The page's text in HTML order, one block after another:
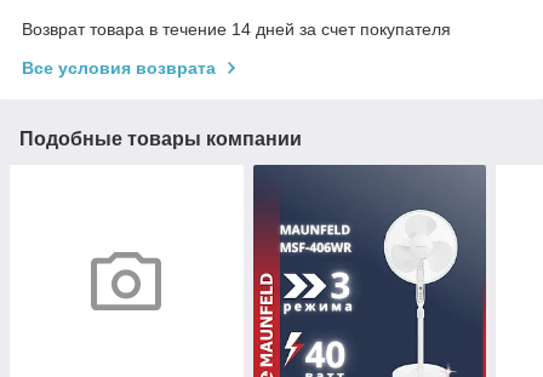
Возврат товара в течение 14 дней за счет покупателя
Все условия возврата
Подобные товары компании